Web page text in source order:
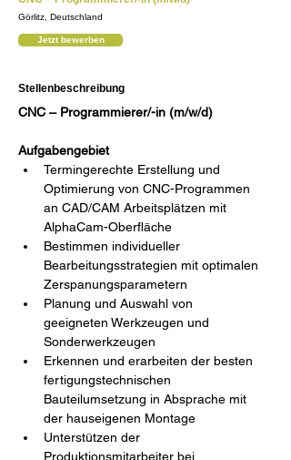
Görlitz, Deutschland
Jetzt bewerben
Stellenbeschreibung
CNC – Programmierer/-in (m/w/d)
Aufgabengebiet
Termingerechte Erstellung und
Optimierung von CNC-Programmen
an CAD/CAM Arbeitsplätzen mit
AlphaCam-Oberfläche
Bestimmen individueller
Bearbeitungsstrategien mit optimalen
Zerspanungsparametern
Planung und Auswahl von
geeigneten Werkzeugen und
Sonderwerkzeugen
Erkennen und erarbeiten der besten
fertigungstechnischen
Bauteilumsetzung in Absprache mit
der hauseigenen Montage
Unterstützen der
Produktionsmitarbeiter bei